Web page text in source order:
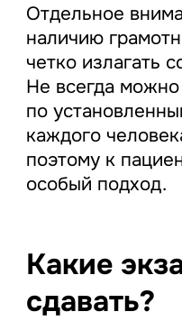
Отдельное
наличию
четко излагать
Не всегда
по
каждого
поэтому к
особый подход.
Какие
сдавать?